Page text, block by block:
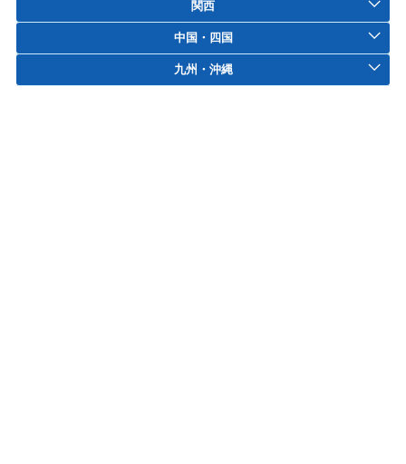
関西
中国・四国
九州・沖縄